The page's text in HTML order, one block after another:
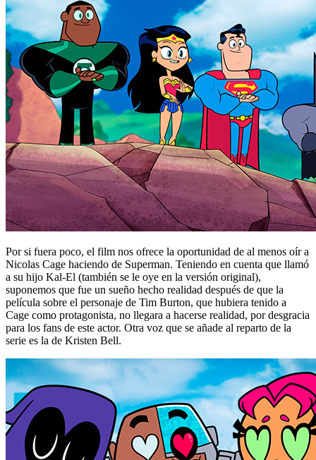
Por si fuera poco, el film nos ofrece la oportunidad de al menos oír a
Nicolas Cage haciendo de Superman. Teniendo en cuenta que llamó
a su hijo Kal-El (también se le oye en la versión original),
suponemos que fue un sueño hecho realidad después de que la
película sobre el personaje de Tim Burton, que hubiera tenido a
Cage como protagonista, no llegara a hacerse realidad, por desgracia
para los fans de este actor. Otra voz que se añade al reparto de la
serie es la de Kristen Bell.